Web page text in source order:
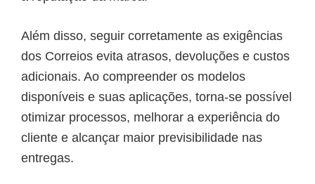
Além disso, seguir corretamente as exigências
dos Correios evita atrasos, devoluções e custos
adicionais. Ao compreender os modelos
disponíveis e suas aplicações, torna-se possível
otimizar processos, melhorar a experiência do
cliente e alcançar maior previsibilidade nas
entregas.